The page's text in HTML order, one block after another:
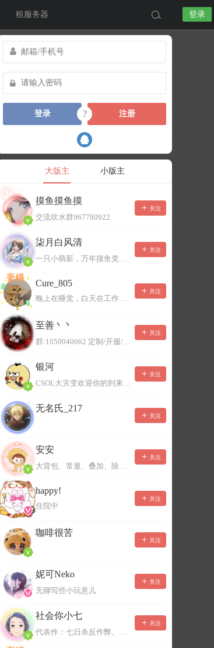
租服务器 登录
登录 ? 注册
大版主 小版主
摸鱼摸鱼摸
交流吹水群967780922
关注
柒月白风清
一只小萌新，万年摸鱼党！已经脱坑了。。。
关注
Cure_805
晚上在睡觉，白天在工作，不一定能及时回复，有事可以留言！
关注
至善丶丶
群:1050040662 定制/开服/地图制作/价格公道
关注
银河
CSOL大灾变欢迎你的到来。QQ群：967780922
关注
无名氏_217
关注
安安
大背包、常显、叠加、除草树，唯一作者QQ383125283
关注
happy!
住院中
关注
咖啡很苦
关注
妮可Neko
无聊写些小玩意儿
关注
社会你小七
代表作：七日杀反作弊、七日杀云黑、七日杀BOT、七日杀云商城
关注